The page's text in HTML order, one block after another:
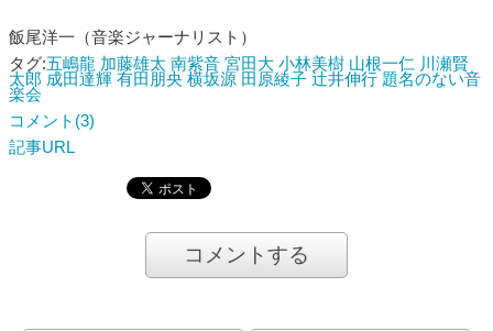
飯尾洋一（音楽ジャーナリスト）
タグ:五嶋龍 加藤雄太 南紫音 宮田大 小林美樹 山根一仁 川瀬賢
太郎 成田達輝 有田朋央 横坂源 田原綾子 辻井伸行 題名のない音
楽会
コメント(3)
記事URL
コメントする